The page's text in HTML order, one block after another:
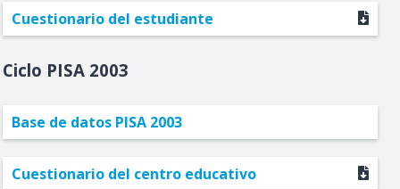
Cuestionario del estudiante
2003
Base de datos PISA 2003
Cuestionario del centro educativo